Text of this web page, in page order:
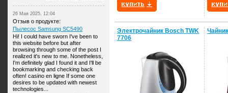
Электрочайник Bosch TWK
7706
26 Мая 2025, 12:04
Отзыв о продукте:
Пылесос Samsung SC5490
Hi! I could have sworn I've been to
this website before but after
browsing through some of the post I
realized it's new to me. Nonetheless,
I'm definitely glad I found it and I'll be
bookmarking and checking back
often! casino en ligne If some one
desires to be updated with newest
technologies...